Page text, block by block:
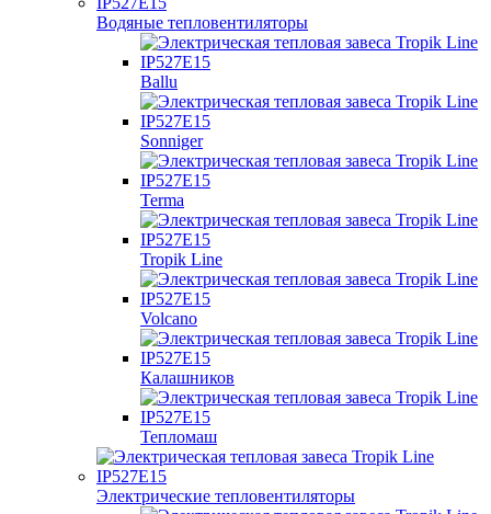
Водяные тепловентиляторы
Ballu
Sonniger
Terma
Tropik Line
Volcano
Калашников
Тепломаш
Электрические тепловентиляторы